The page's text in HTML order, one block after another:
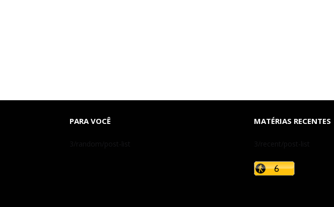
PARA VOCÊ
3/random/post-list
MATÉRIAS RECENTES
3/recent/post-list